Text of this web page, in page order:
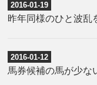
2016-01-19
昨年同様のひと波乱
2016-01-12
馬券候補の馬が少な